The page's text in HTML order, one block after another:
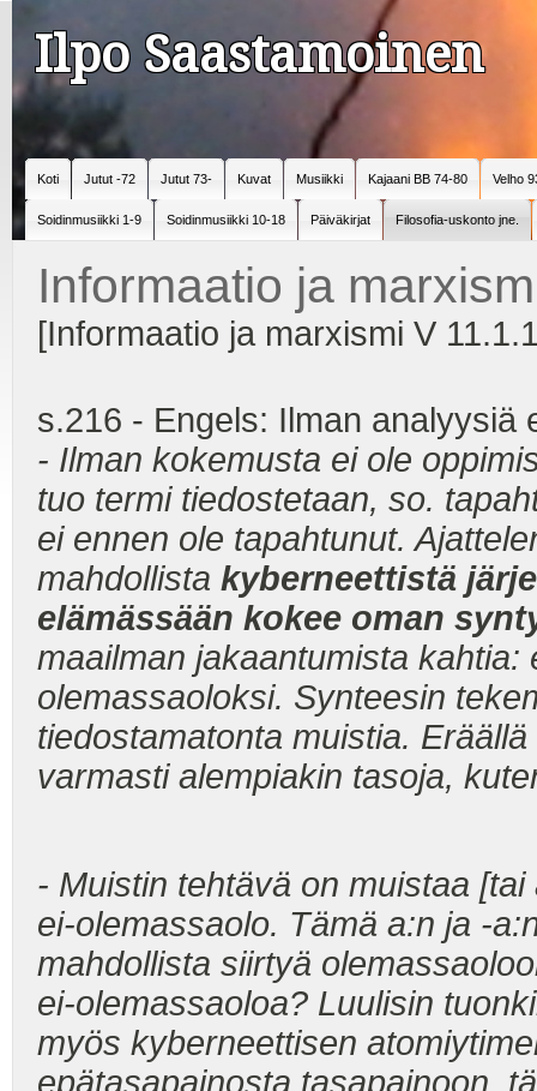
Ilpo Saastamoinen
Koti Jutut -72 Jutut 73- Kuvat Musiikki Kajaani BB 74-80 Velho
Soidinmusiikki 1-9 Soidinmusiikki 10-18 Päiväkirjat Filosofia-uskonto jne.
Informaatio ja
[Informaatio ja marxismi V
s.216 - Engels: Ilman analyysiä
- Ilman kokemusta ei ole
tuo termi tiedostetaan, so.
ei ennen ole tapahtunut.
mahdollista kyberneettistä
elämässään kokee oman
maailman jakaantumista
olemassaoloksi. Synteesin
tiedostamatonta muistia.
varmasti alempiakin tasoja,
- Muistin tehtävä on muistaa
ei-olemassaolo. Tämä a:n ja -
mahdollista siirtyä
ei-olemassaoloa? Luulisin
myös kyberneettisen
epätasapainosta tasapainoon,